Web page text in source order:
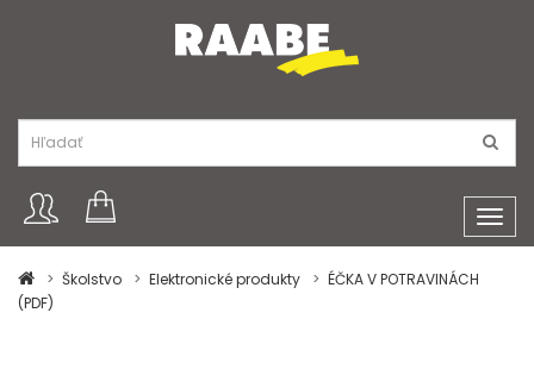
Školstvo
Elektronické produkty
ÉČKA V POTRAVINÁCH
(PDF)